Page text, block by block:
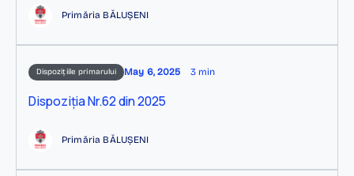
Primăria BĂLUȘENI
Dispozițiile primarului May 6, 2025 3 min
Dispoziția Nr.62 din 2025
Primăria BĂLUȘENI